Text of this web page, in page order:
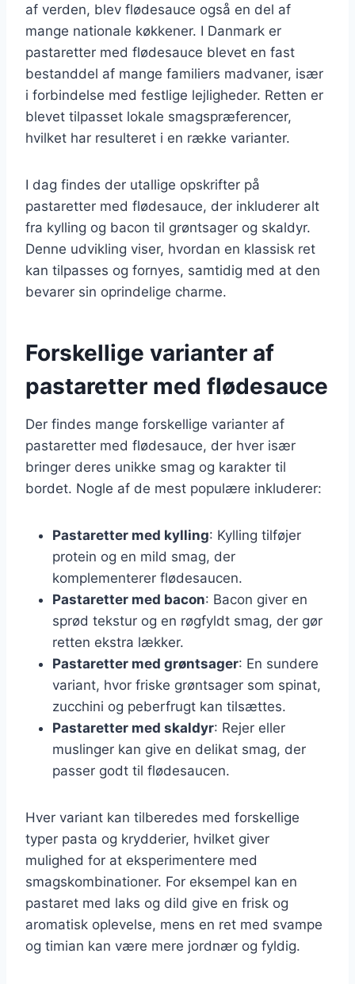
af verden, blev flødesauce også en del af
mange nationale køkkener. I Danmark er
pastaretter med flødesauce blevet en fast
bestanddel af mange familiers madvaner, især
i forbindelse med festlige lejligheder. Retten er
blevet tilpasset lokale smagspræferencer,
hvilket har resulteret i en række varianter.
I dag findes der utallige opskrifter på
pastaretter med flødesauce, der inkluderer alt
fra kylling og bacon til grøntsager og skaldyr.
Denne udvikling viser, hvordan en klassisk ret
kan tilpasses og fornyes, samtidig med at den
bevarer sin oprindelige charme.
Forskellige varianter af
pastaretter med flødesauce
Der findes mange forskellige varianter af
pastaretter med flødesauce, der hver især
bringer deres unikke smag og karakter til
bordet. Nogle af de mest populære inkluderer:
Pastaretter med kylling: Kylling tilføjer
protein og en mild smag, der
komplementerer flødesaucen.
Pastaretter med bacon: Bacon giver en
sprød tekstur og en røgfyldt smag, der gør
retten ekstra lækker.
Pastaretter med grøntsager: En sundere
variant, hvor friske grøntsager som spinat,
zucchini og peberfrugt kan tilsættes.
Pastaretter med skaldyr: Rejer eller
muslinger kan give en delikat smag, der
passer godt til flødesaucen.
Hver variant kan tilberedes med forskellige
typer pasta og krydderier, hvilket giver
mulighed for at eksperimentere med
smagskombinationer. For eksempel kan en
pastaret med laks og dild give en frisk og
aromatisk oplevelse, mens en ret med svampe
og timian kan være mere jordnær og fyldig.